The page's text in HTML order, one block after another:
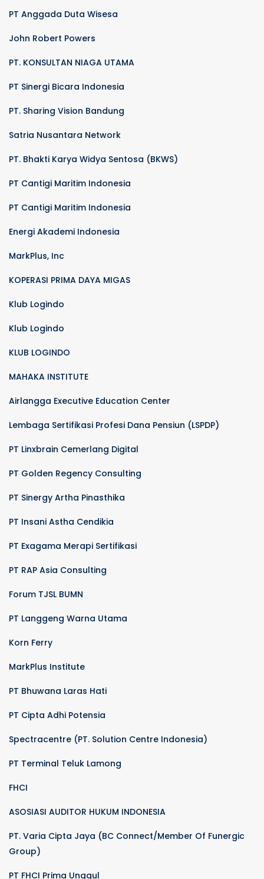
PT Anggada Duta Wisesa
John Robert Powers
PT. KONSULTAN NIAGA UTAMA
PT Sinergi Bicara Indonesia
PT. Sharing Vision Bandung
Satria Nusantara Network
PT. Bhakti Karya Widya Sentosa (BKWS)
PT Cantigi Maritim Indonesia
PT Cantigi Maritim Indonesia
Energi Akademi Indonesia
MarkPlus, Inc
KOPERASI PRIMA DAYA MIGAS
Klub Logindo
Klub Logindo
KLUB LOGINDO
MAHAKA INSTITUTE
Airlangga Executive Education Center
Lembaga Sertifikasi Profesi Dana Pensiun (LSPDP)
PT Linxbrain Cemerlang Digital
PT Golden Regency Consulting
PT Sinergy Artha Pinasthika
PT Insani Astha Cendikia
PT Exagama Merapi Sertifikasi
PT RAP Asia Consulting
Forum TJSL BUMN
PT Langgeng Warna Utama
Korn Ferry
MarkPlus Institute
PT Bhuwana Laras Hati
PT Cipta Adhi Potensia
Spectracentre (PT. Solution Centre Indonesia)
PT Terminal Teluk Lamong
FHCI
ASOSIASI AUDITOR HUKUM INDONESIA
PT. Varia Cipta Jaya (BC Connect/Member Of Funergic
Group)
PT FHCI Prima Unggul